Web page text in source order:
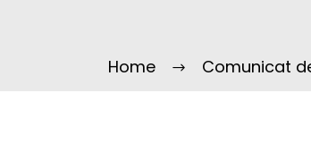
Home Comunicat